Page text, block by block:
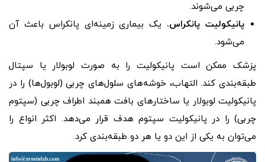
چربی می‌شوند.
پانیکولیت پانکراس. یک بیماری زمینه‌ای پانکراس باعث آن
می‌شود.
پزشک ممکن است پانیکولیت را به صورت لوبولار یا سپتال
طبقه‌بندی کند. التهاب، خوشه‌های سلول‌های چربی (لوبول‌ها) را در
پانیکولیت لوبولار یا ساختارهای بافت همبند اطراف چربی (سپتوم
چربی) را در پانیکولیت سپتوم هدف قرار می‌دهد. اکثر انواع را
می‌توان به یکی از این دو یا هر دو طبقه‌بندی کرد.